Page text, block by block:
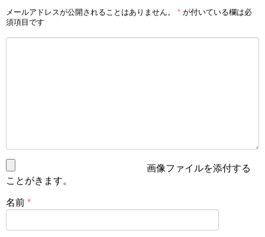
メールアドレスが公開されることはありません。 * が付いている欄は必
須項目です
画像ファイルを添付する
ことがきます。
名前 *